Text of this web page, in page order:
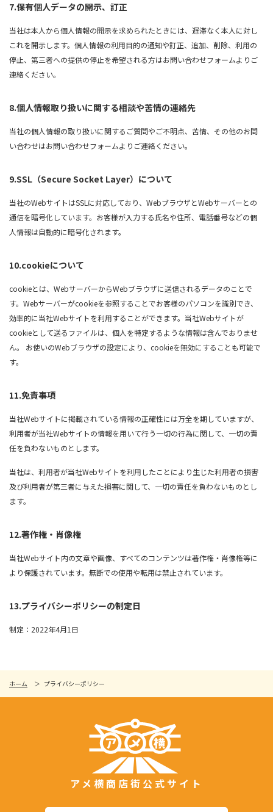
7.保有個人データの開示、訂正
当社は本人から個人情報の開示を求められたときには、遅滞なく本人に対し
これを開示します。個人情報の利用目的の通知や訂正、追加、削除、利用の
停止、第三者への提供の停止を希望される方はお問い合わせフォームよりご
連絡ください。
8.個人情報取り扱いに関する相談や苦情の連絡先
当社の個人情報の取り扱いに関するご質問やご不明点、苦情、その他のお問
い合わせはお問い合わせフォームよりご連絡ください。
9.SSL（Secure Socket Layer）について
当社のWebサイトはSSLに対応しており、WebブラウザとWebサーバーとの
通信を暗号化しています。お客様が入力する氏名や住所、電話番号などの個
人情報は自動的に暗号化されます。
10.cookieについて
cookieとは、WebサーバーからWebブラウザに送信されるデータのことで
す。Webサーバーがcookieを参照することでお客様のパソコンを識別でき、
効率的に当社Webサイトを利用することができます。当社Webサイトが
cookieとして送るファイルは、個人を特定するような情報は含んでおりませ
ん。 お使いのWebブラウザの設定により、cookieを無効にすることも可能で
す。
11.免責事項
当社Webサイトに掲載されている情報の正確性には万全を期していますが、
利用者が当社Webサイトの情報を用いて行う一切の行為に関して、一切の責
任を負わないものとします。
当社は、利用者が当社Webサイトを利用したことにより生じた利用者の損害
及び利用者が第三者に与えた損害に関して、一切の責任を負わないものとし
ます。
12.著作権・肖像権
当社Webサイト内の文章や画像、すべてのコンテンツは著作権・肖像権等に
より保護されています。無断での使用や転用は禁止されています。
13.プライバシーポリシーの制定日
制定：2022年4月1日
ホーム プライバシーポリシー
アメ横商店街公式サイト